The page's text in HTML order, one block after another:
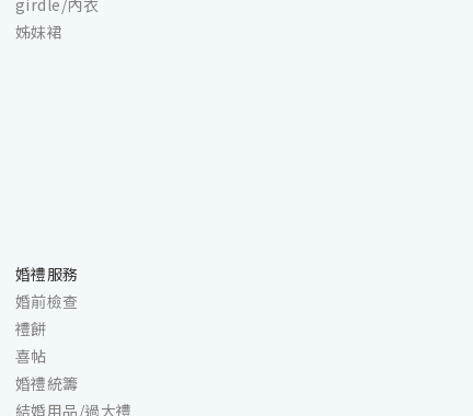
girdle/內衣
姊妹裙
婚禮服務
婚前檢查
禮餅
喜帖
婚禮統籌
結婚用品/過大禮